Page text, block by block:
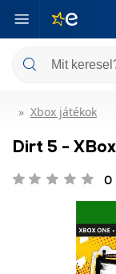
Xbox játékok
Dirt 5 -
0